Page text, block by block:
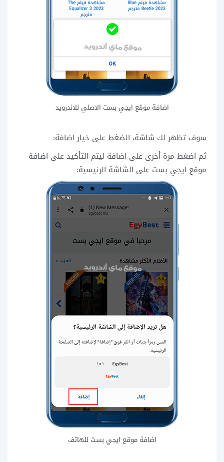
اضافة موقع ايجي بست الاصلي للاندرويد
سوف تظهر لك شاشة، الضغط على خيار اضافة:
ثم اضغط مرة أخرى على اضافة ليتم التأكيد على اضافة
موقع ايجي بست على الشاشة الرئيسية:
اضافة موقع ايجي بست للهاتف